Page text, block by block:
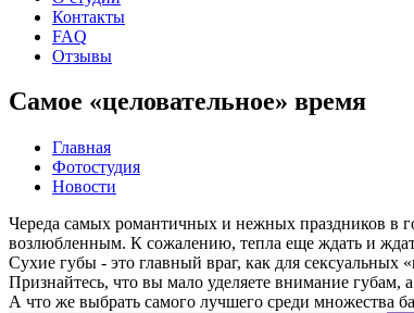
Контакты
FAQ
Отзывы
Самое «целовательное» время
Главная
Фотостудия
Новости
Череда самых романтичных и нежных праздников в
возлюбленным. К сожалению, тепла еще ждать и
Cухие губы - это главный враг, как для
Признайтесь, что вы мало уделяете внимание
А что же выбрать самого лучшего среди множества